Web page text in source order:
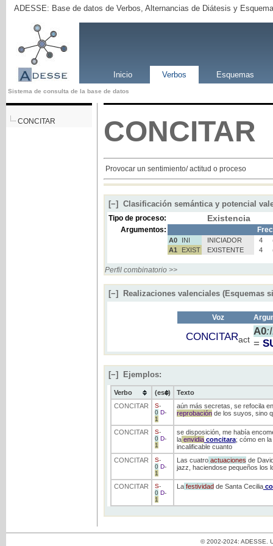
ADESSE: Base de datos de Verbos, Alternancias de Diátesis y
Inicio Verbos Esquemas
Sistema de consulta de la base de datos
CONCITAR CONCITAR
Provocar un sentimiento/ actitud o proceso
[−] Clasificación semántica y potencial
Tipo de proceso: Existencia
Argumentos:
A0 INI INICIADOR 4
A1
EXIST EXISTENTE 4
Perfil combinatorio >>
[−] Realizaciones valenciales (Esquemas
Voz
CONCITARact
A0
=
[−] Ejemplos:
Verbo (ess)
Texto
CONCITAR
S-
0 D-
1
aún más secretas, se refocila
reprobaciónde los suyos, sino
CONCITAR S-
0 D-
1
se disposición, me había
laenvidiaconcitara; cómo en
incalificable cuanto
CONCITAR
S-
0 D-
1
Las cuatroactuaciones de
jazz, haciendose pequeños los
CONCITAR S-
0 D-
1
Lafestividadde Santa Cecilia
© 2002-2024: ADESSE.